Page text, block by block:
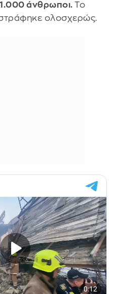
άνθρωποι. To
ολοσχερώς.